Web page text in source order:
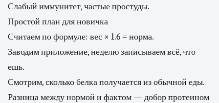
Слабый иммунитет, частые простуды.
Простой план для новичка
Считаем по формуле: вес × 1.6 = норма.
Заводим приложение, неделю записываем всё, что
ешь.
Смотрим, сколько белка получается из обычной еды.
Разница между нормой и фактом — добор протеином